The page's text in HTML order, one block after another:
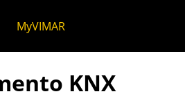
MyVIMAR
KNX